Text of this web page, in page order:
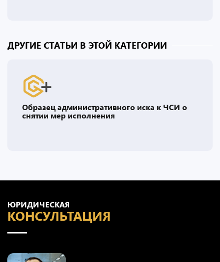
ДРУГИЕ СТАТЬИ В ЭТОЙ КАТЕГОРИИ
Образец административного иска к ЧСИ о
снятии мер исполнения
ЮРИДИЧЕСКАЯ
КОНСУЛЬТАЦИЯ